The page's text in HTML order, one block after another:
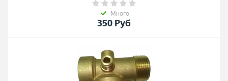
Много
350 Руб